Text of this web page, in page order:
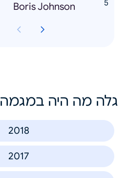
Boris Johnson
גלה מה היה במגמה
2018
2017